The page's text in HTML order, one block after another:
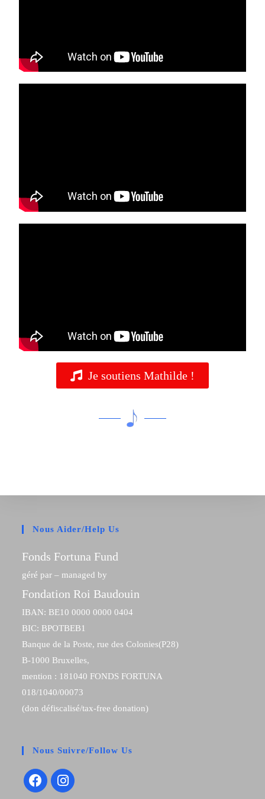
Je soutiens Mathilde !
Nous Aider/Help Us
Fonds Fortuna Fund
géré par – managed by
Fondation Roi Baudouin
IBAN: BE10 0000 0000 0404
BIC: BPOTBEB1
Banque de la Poste, rue des Colonies(P28)
B-1000 Bruxelles,
mention : 181040 FONDS FORTUNA
018/1040/00073
(don défiscalisé/tax-free donation)
Nous Suivre/Follow Us